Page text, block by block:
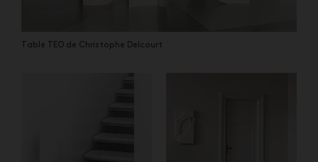
Table TEO de Christophe Delcourt